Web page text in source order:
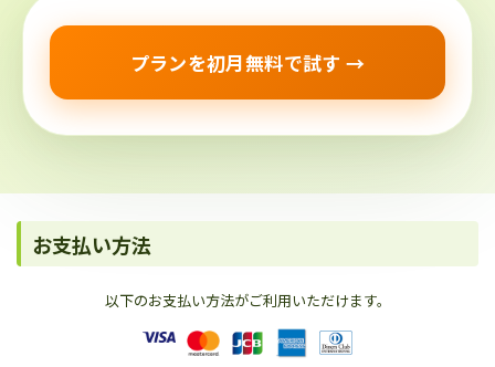
プランを初月無料で試す →
お支払い方法
以下のお支払い方法がご利用いただけます。